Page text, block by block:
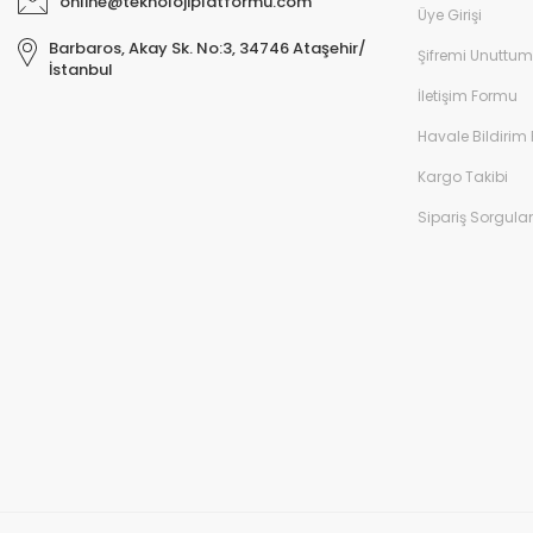
Barbaros, Akay Sk. No:3, 34746 Ataşehir/
İstanbul
Üye Girişi
Şifremi Unuttum
İletişim Formu
Havale Bildirim
Kargo Takibi
Sipariş